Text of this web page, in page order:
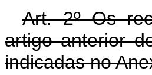
Art. 2º Os
artigo anterior
indicadas no